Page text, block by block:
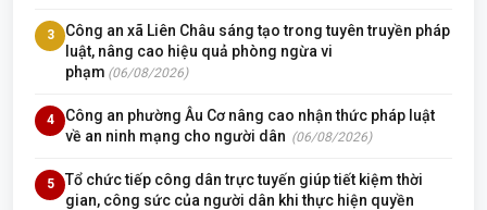
3
Công an xã Liên Châu sáng tạo trong tuyên truyền pháp
luật, nâng cao hiệu quả phòng ngừa vi
phạm (06/08/2026)
4
Công an phường Âu Cơ nâng cao nhận thức pháp luật
về an ninh mạng cho người dân (06/08/2026)
5
Tổ chức tiếp công dân trực tuyến giúp tiết kiệm thời
gian, công sức của người dân khi thực hiện quyền